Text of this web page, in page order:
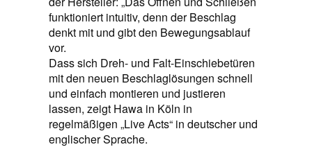
funktioniert intuitiv, denn der Beschlag
denkt mit und gibt den Bewegungsablauf
vor.
Dass sich Dreh- und Falt-Einschiebetüren
mit den neuen Beschlaglösungen schnell
und einfach montieren und justieren
lassen, zeigt Hawa in Köln in
regelmäßigen „Live Acts“ in deutscher und
englischer Sprache.